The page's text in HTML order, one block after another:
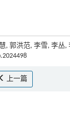
郭洪范, 李雪, 李丛,
上一篇